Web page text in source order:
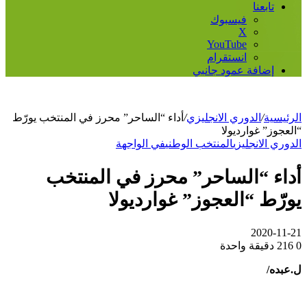
تابعنا
فيسبوك
‫X
‫YouTube
انستقرام
إضافة عمود جانبي
الرئيسية/ الدوري الانجليزي/ أداء “الساحر” محرز في المنتخب يورّط
“العجوز” غوارديولا
الدوري الانجليزيالمنتخب الوطنيفي الواجهة
أداء “الساحر” محرز في المنتخب
يورّط “العجوز” غوارديولا
2020-11-21
0
دقيقة واحدة
ل.عبده/